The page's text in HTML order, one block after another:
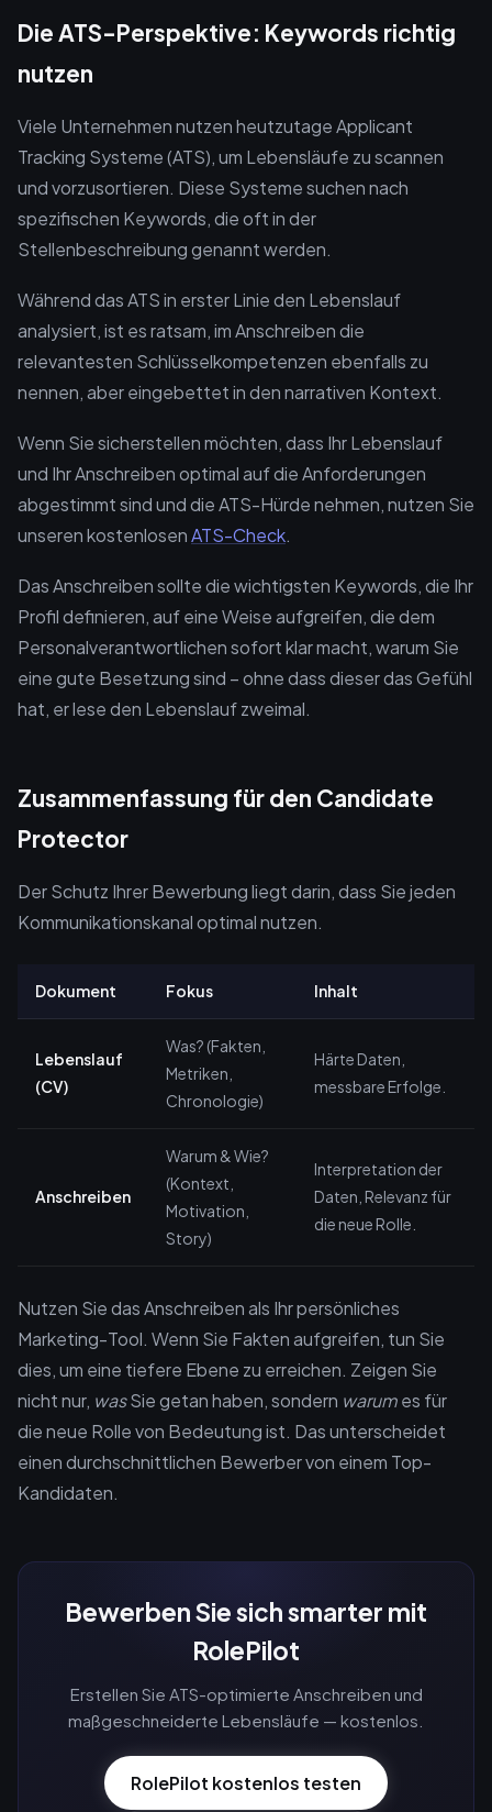
Die ATS-Perspektive: Keywords richtig
nutzen
Viele Unternehmen nutzen heutzutage Applicant
Tracking Systeme (ATS), um Lebensläufe zu scannen
und vorzusortieren. Diese Systeme suchen nach
spezifischen Keywords, die oft in der
Stellenbeschreibung genannt werden.
Während das ATS in erster Linie den Lebenslauf
analysiert, ist es ratsam, im Anschreiben die
relevantesten Schlüsselkompetenzen ebenfalls zu
nennen, aber eingebettet in den narrativen Kontext.
Wenn Sie sicherstellen möchten, dass Ihr Lebenslauf
und Ihr Anschreiben optimal auf die Anforderungen
abgestimmt sind und die ATS-Hürde nehmen, nutzen Sie
unseren kostenlosenATS-Check.
Das Anschreiben sollte die wichtigsten Keywords, die Ihr
Profil definieren, auf eine Weise aufgreifen, die dem
Personalverantwortlichen sofort klar macht, warum Sie
eine gute Besetzung sind – ohne dass dieser das Gefühl
hat, er lese den Lebenslauf zweimal.
Zusammenfassung für den Candidate
Protector
Der Schutz Ihrer Bewerbung liegt darin, dass Sie jeden
Kommunikationskanal optimal nutzen.
Dokument Fokus Inhalt
Lebenslauf
(CV)
Was? (Fakten,
Metriken,
Chronologie)
Härte Daten,
messbare Erfolge.
Anschreiben
Warum & Wie?
(Kontext,
Motivation,
Story)
Interpretation der
Daten, Relevanz für
die neue Rolle.
Nutzen Sie das Anschreiben als Ihr persönliches
Marketing-Tool. Wenn Sie Fakten aufgreifen, tun Sie
dies, um eine tiefere Ebene zu erreichen. Zeigen Sie
nicht nur, wasSie getan haben, sondern warumes für
die neue Rolle von Bedeutung ist. Das unterscheidet
einen durchschnittlichen Bewerber von einem Top-
Kandidaten.
Bewerben Sie sich smarter mit
RolePilot
Erstellen Sie ATS-optimierte Anschreiben und
maßgeschneiderte Lebensläufe — kostenlos.
RolePilot kostenlos testen